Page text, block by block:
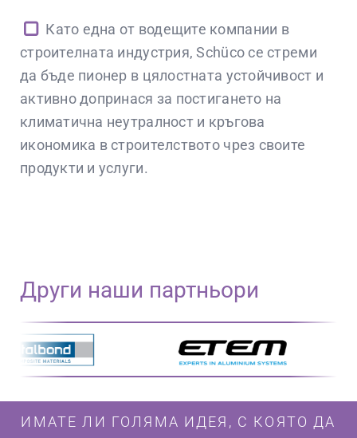
Като една от водещите компании в
строителната индустрия, Schüco се стреми
да бъде пионер в цялостната устойчивост и
активно допринася за постигането на
климатична неутралност и кръгова
икономика в строителството чрез своите
продукти и услуги.
Други наши партньори
ИМАТЕ ЛИ ГОЛЯМА ИДЕЯ, С КОЯТО ДА